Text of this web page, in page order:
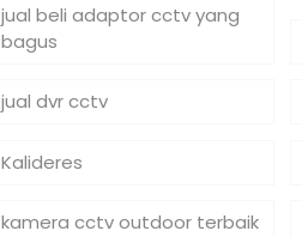
jual beli adaptor cctv yang
bagus
jual dvr cctv
Kalideres
kamera cctv outdoor terbaik